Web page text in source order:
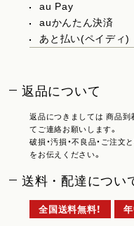
au Pay
auかんたん決済
あと払い(ペイディ)
返品について
返品につきましては 商品到
てご連絡お願いします。
破損・汚損・不良品・ご注文
をお伝えください。
送料・配達につい
全国送料無料！